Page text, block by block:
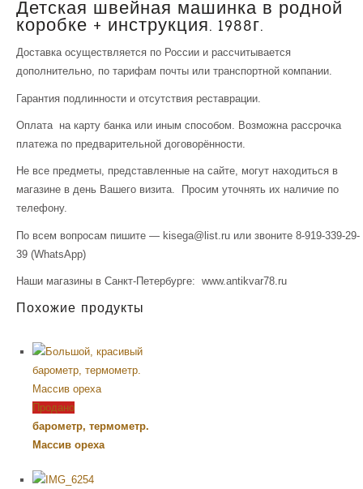
Детская швейная машинка в родной
коробке + инструкция. 1988г.
Доставка осуществляется по России и рассчитывается
дополнительно, по тарифам почты или транспортной компании.
Гарантия подлинности и отсутствия реставрации.
Оплата на карту банка или иным способом. Возможна рассрочка
платежа по предварительной договорённости.
Не все предметы, представленные на сайте, могут находиться в
магазине в день Вашего визита. Просим уточнять их наличие по
телефону.
По всем вопросам пишите — kisega@list.ru или звоните 8-919-339-29-
39 (WhatsApp)
Наши магазины в Санкт-Петербурге: www.antikvar78.ru
Похожие продукты
Продано
барометр, термометр.
Массив ореха